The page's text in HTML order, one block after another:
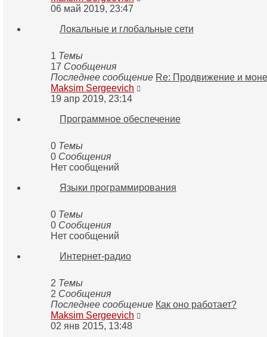
сообщению
06 май 2019, 23:47
Локальные и глобальные сети
1 Темы
17 Сообщения
Последнее сообщение Re: Продвижение и
Maksim Sergeevich
сообщению
19 апр 2019, 23:14
Программное обеспечение
0 Темы
0 Сообщения
Нет сообщений
Языки программирования
0 Темы
0 Сообщения
Нет сообщений
Интернет-радио
2 Темы
2 Сообщения
Последнее сообщение Как оно работает?
Maksim Sergeevich
02 янв 2015, 13:48